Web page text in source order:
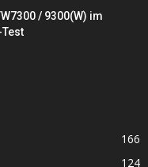
/ 9300(W) im
166
124